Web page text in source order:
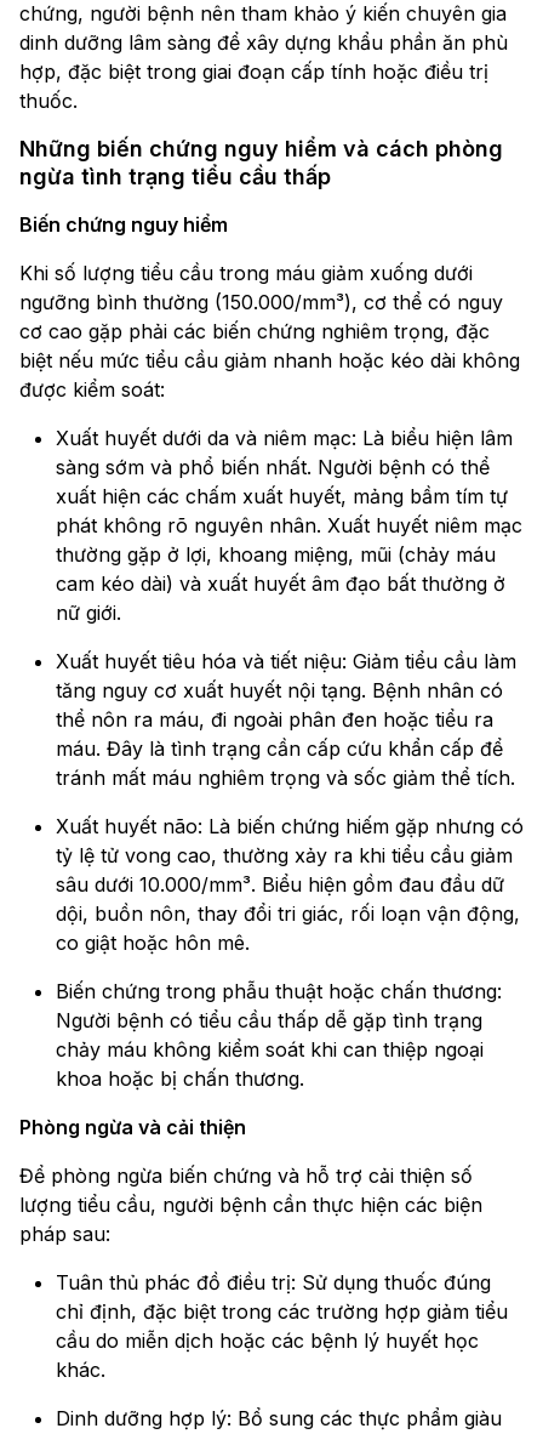
chứng, người bệnh nên tham khảo ý kiến chuyên gia
dinh dưỡng lâm sàng để xây dựng khẩu phần ăn phù
hợp, đặc biệt trong giai đoạn cấp tính hoặc điều trị
thuốc.
Những biến chứng nguy hiểm và cách phòng
ngừa tình trạng tiểu cầu thấp
Biến chứng nguy hiểm
Khi số lượng tiểu cầu trong máu giảm xuống dưới
ngưỡng bình thường (150.000/mm³), cơ thể có nguy
cơ cao gặp phải các biến chứng nghiêm trọng, đặc
biệt nếu mức tiểu cầu giảm nhanh hoặc kéo dài không
được kiểm soát:
Xuất huyết dưới da và niêm mạc: Là biểu hiện lâm
sàng sớm và phổ biến nhất. Người bệnh có thể
xuất hiện các chấm xuất huyết, mảng bầm tím tự
phát không rõ nguyên nhân. Xuất huyết niêm mạc
thường gặp ở lợi, khoang miệng, mũi (chảy máu
cam kéo dài) và xuất huyết âm đạo bất thường ở
nữ giới.
Xuất huyết tiêu hóa và tiết niệu: Giảm tiểu cầu làm
tăng nguy cơ xuất huyết nội tạng. Bệnh nhân có
thể nôn ra máu, đi ngoài phân đen hoặc tiểu ra
máu. Đây là tình trạng cần cấp cứu khẩn cấp để
tránh mất máu nghiêm trọng và sốc giảm thể tích.
Xuất huyết não: Là biến chứng hiếm gặp nhưng có
tỷ lệ tử vong cao, thường xảy ra khi tiểu cầu giảm
sâu dưới 10.000/mm³. Biểu hiện gồm đau đầu dữ
dội, buồn nôn, thay đổi tri giác, rối loạn vận động,
co giật hoặc hôn mê.
Biến chứng trong phẫu thuật hoặc chấn thương:
Người bệnh có tiểu cầu thấp dễ gặp tình trạng
chảy máu không kiểm soát khi can thiệp ngoại
khoa hoặc bị chấn thương.
Phòng ngừa và cải thiện
Để phòng ngừa biến chứng và hỗ trợ cải thiện số
lượng tiểu cầu, người bệnh cần thực hiện các biện
pháp sau:
Tuân thủ phác đồ điều trị: Sử dụng thuốc đúng
chỉ định, đặc biệt trong các trường hợp giảm tiểu
cầu do miễn dịch hoặc các bệnh lý huyết học
khác.
Dinh dưỡng hợp lý: Bổ sung các thực phẩm giàu